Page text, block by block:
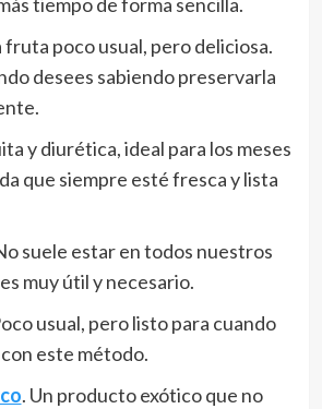
fruta poco usual, pero deliciosa.
desees sabiendo preservarla
y diurética, ideal para los meses
que siempre esté fresca y lista
suele estar en todos nuestros
muy útil y necesario.
usual, pero listo para cuando
este método.
. Un producto exótico que no